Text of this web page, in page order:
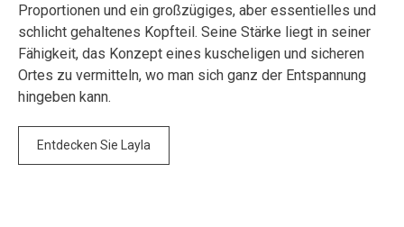
Proportionen und ein großzügiges, aber essentielles und
schlicht gehaltenes Kopfteil. Seine Stärke liegt in seiner
Fähigkeit, das Konzept eines kuscheligen und sicheren
Ortes zu vermitteln, wo man sich ganz der Entspannung
hingeben kann.
Entdecken Sie Layla